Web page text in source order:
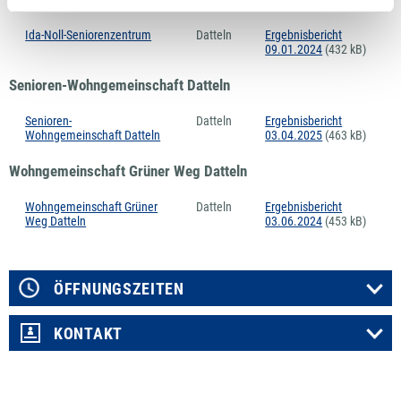
Ida-Noll-Seniorenzentrum Datteln
Ergebnisbericht
09.01.2024 (432 kB)
Senioren-Wohngemeinschaft Datteln
Senioren-
Wohngemeinschaft Datteln
Datteln
Ergebnisbericht
03.04.2025 (463 kB)
Wohngemeinschaft Grüner Weg Datteln
Wohngemeinschaft Grüner
Weg Datteln
Datteln
Ergebnisbericht
03.06.2024 (453 kB)
ÖFFNUNGSZEITEN
KONTAKT